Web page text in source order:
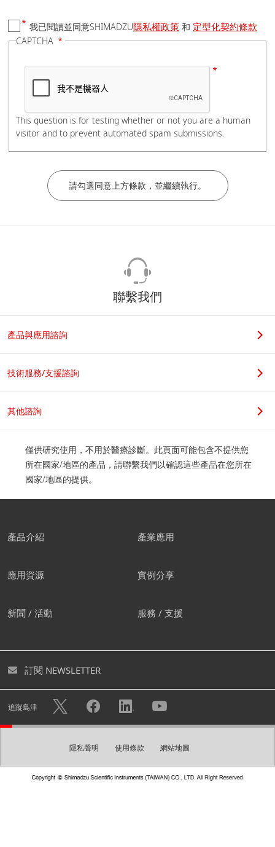
國家/地區
電話號碼
公司/學校名稱
若您是學生，請在科系名稱後加上實驗室教授姓名，謝謝。
職位
公司地址
我們建議您創建屬於自己的帳
您可透過創建免費帳號下載各式型錄及進入個人頁面。您亦
使用帳戶註冊的個人資訊將可用於 隱私權政策
的，例如發送電子報。
創建帳號
我已閱讀並同意SHIMADZU隱私權政策 和 定型化契約條款
CAPTCHA
This question is for testing whether or not you are a human
visitor and to prevent automated spam submissions.
聯繫我們
產品與應用諮詢
技術服務/支援諮詢
其他諮詢
僅供研究使用，不用於醫療診斷。此頁面可能包含不提供您
所在國家/地區的產品，請聯繫我們以確認這些產品在您所在
國家/地區的提供。
產品介紹 產業應用
應用資源 實例分享
新聞 / 活動 服務 / 支援
訂閱 NEWSLETTER
追蹤島津
隱私聲明 使用條款 網站地圖